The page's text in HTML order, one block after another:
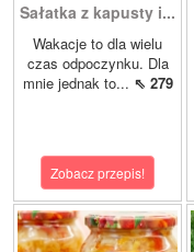
Sałatka z kapusty i...
Wakacje to dla wielu
czas odpoczynku. Dla
mnie jednak to... ⇖ 279
Zobacz przepis!